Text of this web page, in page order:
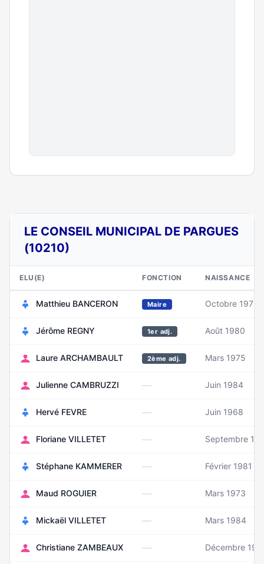
LE CONSEIL MUNICIPAL DE PARGUES
(10210)
ELU(E) FONCTION NAISSANCE
Matthieu BANCERON Maire Octobre 1972
Jérôme REGNY 1er adj. Août 1980
Laure ARCHAMBAULT 2ème adj. Mars 1975
Julienne CAMBRUZZI — Juin 1984
Hervé FEVRE — Juin 1968
Floriane VILLETET — Septembre
Stéphane KAMMERER — Février 1981
Maud ROGUIER — Mars 1973
Mickaël VILLETET — Mars 1984
Christiane ZAMBEAUX — Décembre